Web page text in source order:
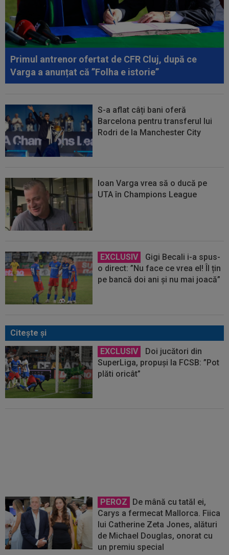
Primul antrenor ofertat de CFR Cluj, după ce
Varga a anunțat că ”Folha e istorie”
S-a aflat câți bani oferă
Barcelona pentru transferul lui
Rodri de la Manchester City
Ioan Varga vrea să o ducă pe
UTA în Champions League
EXCLUSIV
Gigi Becali i-a spus-
o direct: ”Nu face ce vrea el! Îl țin
pe bancă doi ani și nu mai joacă”
Citeşte şi
EXCLUSIV
Doi jucători din
SuperLiga, propuși la FCSB: ”Pot
plăti oricât”
PEROZ
De mână cu tatăl ei,
Carys a fermecat Mallorca. Fiica
lui Catherine Zeta Jones, alături
de Michael Douglas, onorat cu
un premiu special